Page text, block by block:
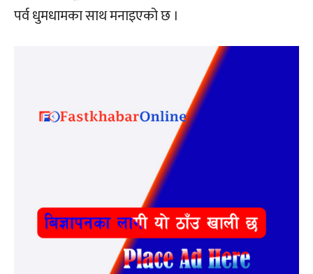
पर्व धुमधामका साथ मनाइएको छ ।